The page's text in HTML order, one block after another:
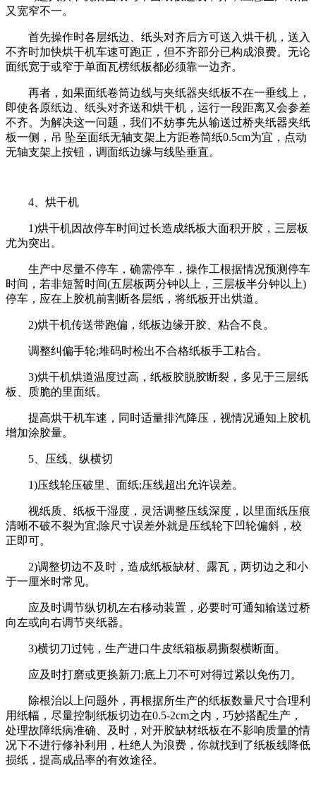
又宽窄不一。
首先操作时各层纸边、纸头对齐后方可送入烘干机，送入
不齐时加快烘干机车速可跑正，但不齐部分已构成浪费。无论
面纸宽于或窄于单面瓦楞纸板都必须靠一边齐。
再者，如果面纸卷筒边线与夹纸器夹纸板不在一垂线上，
即使各原纸边、纸头对齐送和烘干机，运行一段距离又会参差
不齐。为解决这一问题，我们不妨事先从输送过桥夹纸器夹纸
板一侧，吊 坠至面纸无轴支架上方距卷筒纸0.5cm为宜，点动
无轴支架上按钮，调面纸边缘与线坠垂直。
4、烘干机
1)烘干机因故停车时间过长造成纸板大面积开胶，三层板
尤为突出。
生产中尽量不停车，确需停车，操作工根据情况预测停车
时间，若非短暂时间(五层板两分钟以上，三层板半分钟以上)
停车，应在上胶机前割断各层纸，将纸板开出烘道。
2)烘干机传送带跑偏，纸板边缘开胶、粘合不良。
调整纠偏手轮;堆码时检出不合格纸板手工粘合。
3)烘干机烘道温度过高，纸板胶脱胶断裂，多见于三层纸
板、质脆的里面纸。
提高烘干机车速，同时适量排汽降压，视情况通知上胶机
增加涂胶量。
5、压线、纵横切
1)压线轮压破里、面纸;压线超出允许误差。
视纸质、纸板干湿度，灵活调整压线深度，以里面纸压痕
清晰不破不裂为宜;除尺寸误差外就是压线轮下凹轮偏斜，校
正即可。
2)调整切边不及时，造成纸板缺材、露瓦，两切边之和小
于一厘米时常见。
应及时调节纵切机左右移动装置，必要时可通知输送过桥
向左或向右调节夹纸器。
3)横切刀过钝，生产进口牛皮纸箱板易撕裂横断面。
应及时打磨或更换新刀;底上刀不可对得过紧以免伤刀。
除根治以上问题外，再根据所生产的纸板数量尺寸合理利
用纸幅，尽量控制纸板切边在0.5-2cm之内，巧妙搭配生产，
处理故障纸病准确、及时，对开胶缺材纸板在不影响质量的情
况下不进行修补利用，杜绝人为浪费，你就找到了纸板线降低
损纸，提高成品率的有效途径。